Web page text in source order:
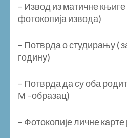
– Извод из матичне
фотокопија извода)
– Потврда о студирању (
годину)
– Потврда да су оба
М –образац)
– Фотокопије личне